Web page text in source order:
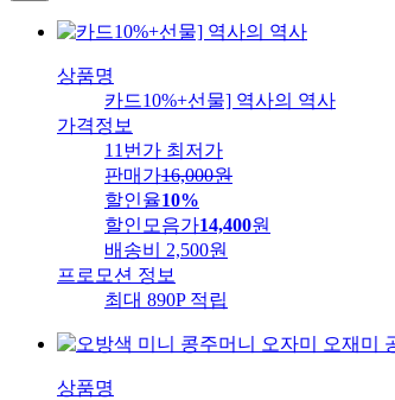
상품명
카드10%+선물] 역사의 역사
가격정보
11번가 최저가
판매가16,000원
할인율10%
할인모음가14,400원
배송비
2,500원
프로모션 정보
최대 890P 적립
상품명